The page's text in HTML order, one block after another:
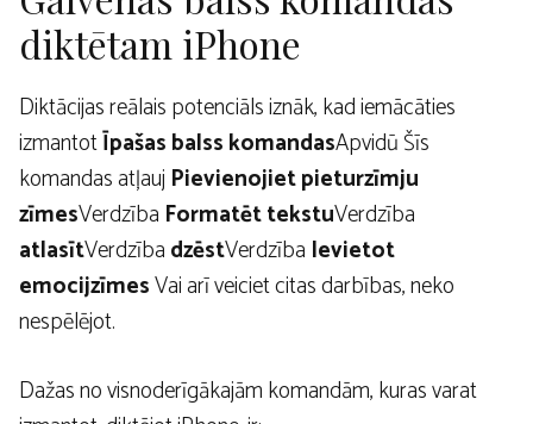
diktētam iPhone
Diktācijas reālais potenciāls iznāk, kad iemācāties
izmantotĪpašas balss komandasApvidū Šīs
komandas atļauj Pievienojiet pieturzīmju
zīmesVerdzība Formatēt tekstuVerdzība
atlasītVerdzībadzēstVerdzība Ievietot
emocijzīmesVai arī veiciet citas darbības, neko
nespēlējot.
Dažas no visnoderīgākajām komandām, kuras varat